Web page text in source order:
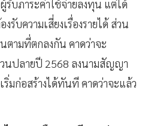
บภาระค่าใช้จ่ายลงทุน แต่ได้
รับความเสี่ยงเรื่องรายได้ ส่วน
ตามที่ตกลงกัน คาดว่าจะ
นปลายปี 2568 ลงนามสัญญา
มก่อสร้างได้ทันที คาดว่าจะแล้ว